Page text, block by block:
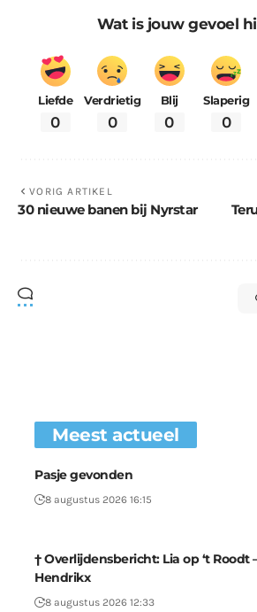
Wat is jouw gevoel
Liefde
0
Verdrietig
0
Blij
0
Slaperig
0
VORIG ARTIKEL
30 nieuwe banen bij Nyrstar
Meest actueel
Pasje gevonden
8 augustus 2026 16:15
† Overlijdensbericht: Lia op ‘t Roodt
Hendrikx
8 augustus 2026 12:33